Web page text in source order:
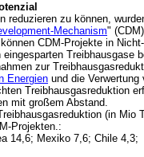
reduzieren zu können,
Mechanism" (CDM)
CDM-Projekte in Nicht-
Treibhausgase
zur
Energien und die Verwertung
Treibhausgasreduktion
mit großem Abstand.
(in Mio
Projekten.:
14,6; Mexiko 7,6; Chile 4,3;